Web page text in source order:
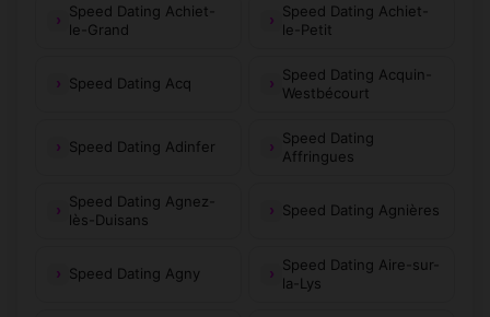
Speed Dating Achiet-
le-Grand
Speed Dating Achiet-
le-Petit
Speed Dating Acq
Speed Dating Acquin-
Westbécourt
Speed Dating Adinfer
Speed Dating
Affringues
Speed Dating Agnez-
lès-Duisans
Speed Dating Agnières
Speed Dating Agny
Speed Dating Aire-sur-
la-Lys